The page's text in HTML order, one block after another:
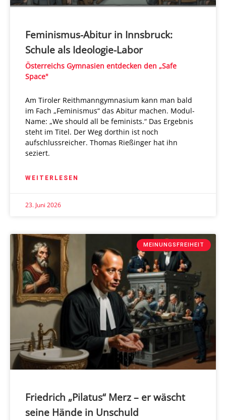
Feminismus-Abitur in Innsbruck:
Schule als Ideologie-Labor
Österreichs Gymnasien entdecken den „Safe
Space"
Am Tiroler Reithmanngymnasium kann man bald
im Fach „Feminismus“ das Abitur machen. Modul-
Name: „We should all be feminists.“ Das Ergebnis
steht im Titel. Der Weg dorthin ist noch
aufschlussreicher. Thomas Rießinger hat ihn
seziert.
WEITERLESEN
23. Juni 2026
MEINUNGSFREIHEIT
Friedrich „Pilatus“ Merz – er wäscht
seine Hände in Unschuld